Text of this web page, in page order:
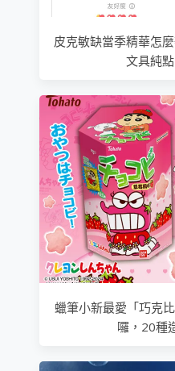
皮克敏缺當季精華怎
文具純
蠟筆小新最愛「巧克
囉，20種